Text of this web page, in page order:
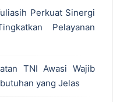
Perkuat Sinergi
Pelayanan
TNI Awasi Wajib
yang Jelas